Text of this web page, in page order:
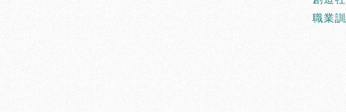
職業